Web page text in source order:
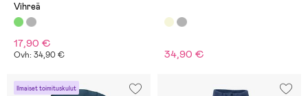
Vihreä
17,90 €
Ovh: 34,90 € 34,90 €
Ilmaiset toimituskulut